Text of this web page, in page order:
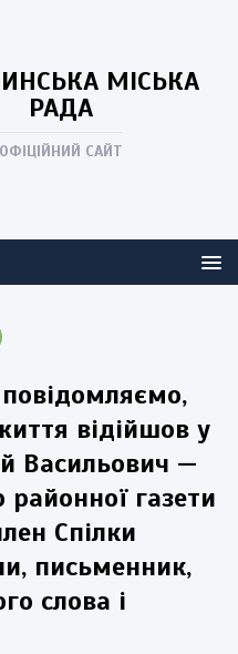
МІСЬКА
РАДА
ОФІЦІЙНИЙ САЙТ
відійшов у
Васильович —
газети
Спілки
письменник,
слова і